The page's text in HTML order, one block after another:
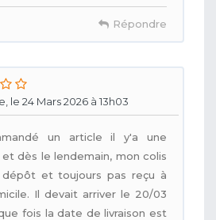
Répondre
le 24 Mars 2026 à 13h03
un article il y'a une
et dès le lendemain, mon colis
et toujours pas reçu à
Il devait arriver le 20/03
fois la date de livraison est